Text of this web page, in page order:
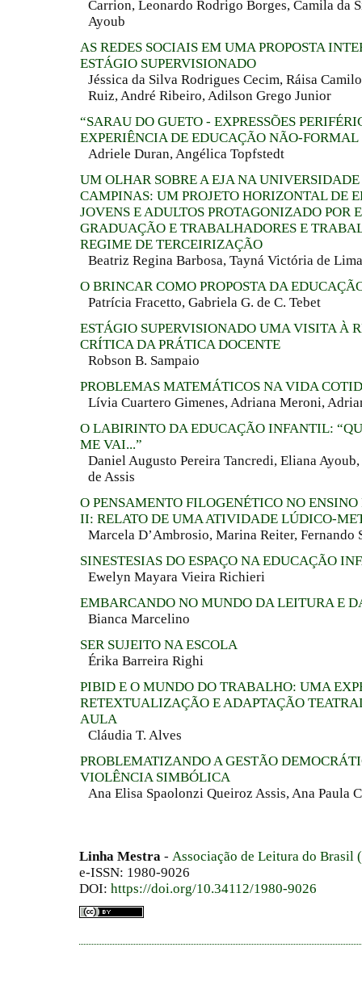
Carrion, Leonardo Rodrigo Borges, Camila da
Ayoub
AS REDES SOCIAIS EM UMA PROPOSTA
ESTÁGIO SUPERVISIONADO
Jéssica da Silva Rodrigues Cecim, Ráisa
Ruiz, André Ribeiro, Adilson Grego Junior
“SARAU DO GUETO - EXPRESSÕES
EXPERIÊNCIA DE EDUCAÇÃO NÃO-FORMAL
Adriele Duran, Angélica Topfstedt
UM OLHAR SOBRE A EJA NA
CAMPINAS: UM PROJETO HORIZONTAL DE
JOVENS E ADULTOS PROTAGONIZADO POR
GRADUAÇÃO E TRABALHADORES E
REGIME DE TERCEIRIZAÇÃO
Beatriz Regina Barbosa, Tayná Victória de
O BRINCAR COMO PROPOSTA DA
Patrícia Fracetto, Gabriela G. de C. Tebet
ESTÁGIO SUPERVISIONADO UMA VISITA À
CRÍTICA DA PRÁTICA DOCENTE
Robson B. Sampaio
PROBLEMAS MATEMÁTICOS NA VIDA
Lívia Cuartero Gimenes, Adriana Meroni,
O LABIRINTO DA EDUCAÇÃO INFANTIL:
ME VAI...”
Daniel Augusto Pereira Tancredi, Eliana
de Assis
O PENSAMENTO FILOGENÉTICO NO
II: RELATO DE UMA ATIVIDADE LÚDICO-
Marcela D’Ambrosio, Marina Reiter, Fernando
SINESTESIAS DO ESPAÇO NA EDUCAÇÃO
Ewelyn Mayara Vieira Richieri
EMBARCANDO NO MUNDO DA LEITURA E
Bianca Marcelino
SER SUJEITO NA ESCOLA
Érika Barreira Righi
PIBID E O MUNDO DO TRABALHO: UMA
RETEXTUALIZAÇÃO E ADAPTAÇÃO
AULA
Cláudia T. Alves
PROBLEMATIZANDO A GESTÃO
VIOLÊNCIA SIMBÓLICA
Ana Elisa Spaolonzi Queiroz Assis, Ana Paula
Linha Mestra - Associação de Leitura do Brasil
e-ISSN: 1980-9026
DOI: https://doi.org/10.34112/1980-9026